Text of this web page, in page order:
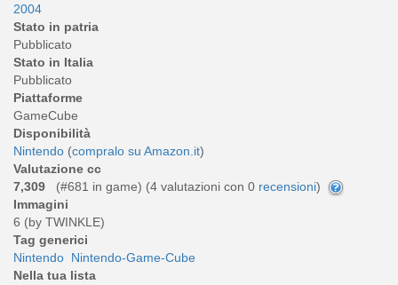
2004
Stato in patria
Pubblicato
Stato in Italia
Pubblicato
Piattaforme
GameCube
Disponibilità
Nintendo (compralo su Amazon.it)
Valutazione cc
7,309
(#681 in game) (4 valutazioni con 0 recensioni)
Immagini
6 (by TWINKLE)
Tag generici
Nintendo Nintendo-Game-Cube
Nella tua lista